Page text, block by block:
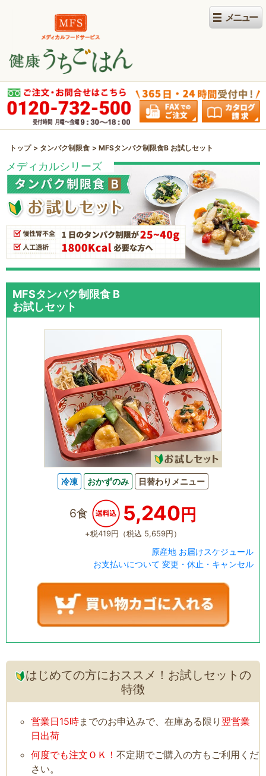
トップ タンパク制限食 MFSタンパク制限食B お試しセット
メディカルシリーズ
MFSタンパク制限食 B
お試しセット
冷凍 おかずのみ 日替わりメニュー
6食 5,240円
+税419円（税込 5,659円）
原産地 お届けスケジュール
お支払いについて 変更・休止・キャンセル
はじめての方におススメ！お試しセットの
特徴
営業日15時までのお申込みで、在庫ある限り 翌営業
日出荷
何度でも注文ＯＫ！ 不定期でご購入の方もご利用くだ
さい。